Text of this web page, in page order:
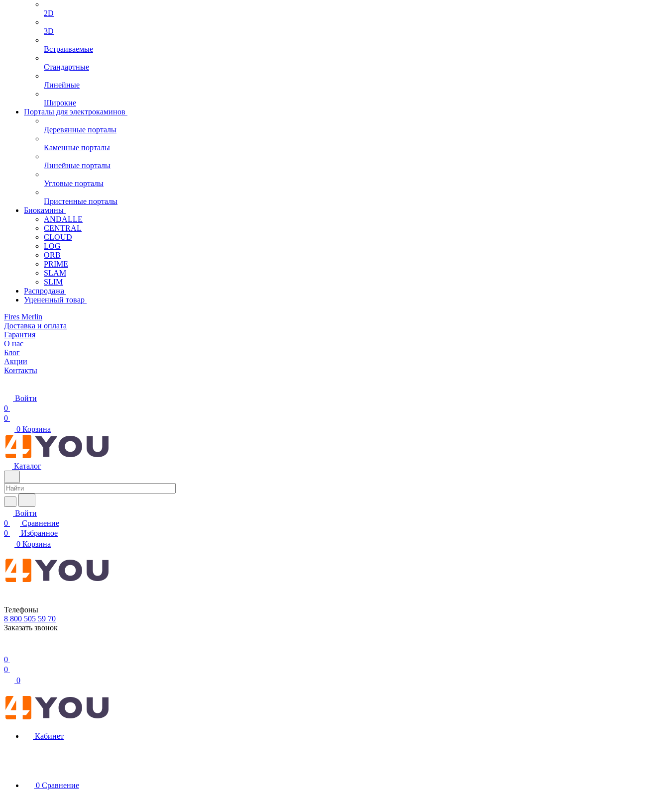
2D
3D
Встраиваемые
Стандартные
Линейные
Широкие
Порталы для электрокаминов
Деревянные порталы
Каменные порталы
Линейные порталы
Угловые порталы
Пристенные порталы
Биокамины
ANDALLE
CENTRAL
CLOUD
LOG
ORB
PRIME
SLAM
SLIM
Распродажа
Уцененный товар
Fires Merlin
Доставка и оплата
Гарантия
О нас
Блог
Акции
Контакты
Войти
0
0
0 Корзина
Каталог
Войти
0
Сравнение
0
Избранное
0 Корзина
Телефоны
8 800 505 59 70
Заказать звонок
0
0
0
Кабинет
0 Сравнение